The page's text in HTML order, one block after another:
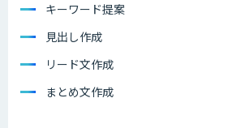
キーワード提案
見出し作成
リード文作成
まとめ文作成